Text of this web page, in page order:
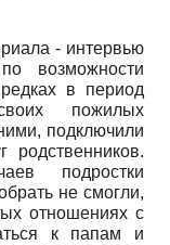
- интервью
возможности
в период
пожилых
подключили
родственников.
подростки
не смогли,
отношениях с
к папам и